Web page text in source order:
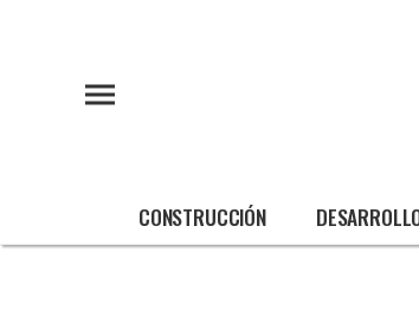
CONSTRUCCIÓN